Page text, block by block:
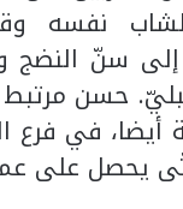
نفسه
سنّ النضج
حسن مرتبط
أيضا، في فرع
يحصل على